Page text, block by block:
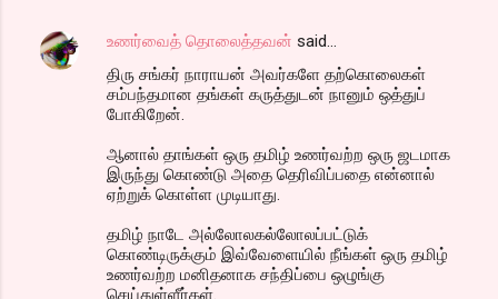
உணர்வைத் தொலைத்தவன் said…
திரு சங்கர் நாராயன் அவர்களே தற்கொலைகள்
சம்பந்தமான தங்கள் கருத்துடன் நானும் ஒத்துப்
போகிறேன்.
ஆனால் தாங்கள் ஒரு தமிழ் உணர்வற்ற ஒரு ஜடமாக
இருந்து கொண்டு அதை தெரிவிப்பதை என்னால்
ஏற்றுக் கொள்ள முடியாது.
தமிழ் நாடே அல்லோலகல்லோலப்பட்டுக்
கொண்டிருக்கும் இவ்வேளையில் நீங்கள் ஒரு தமிழ்
உணர்வற்ற மனிதனாக சந்திப்பை ஒழுங்கு
செய்துள்ளீர்கள்.